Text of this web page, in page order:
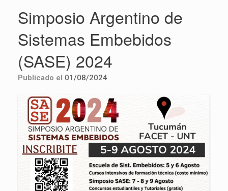
Simposio Argentino de
Sistemas Embebidos
(SASE) 2024
Publicado el 01/08/2024